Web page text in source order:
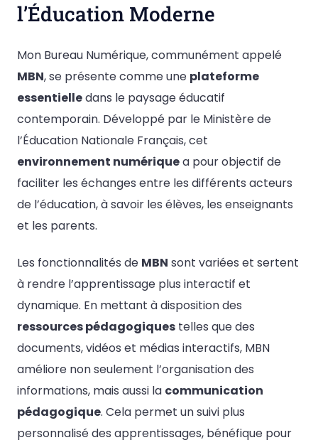
l’Éducation Moderne
Mon Bureau Numérique, communément appelé
MBN, se présente comme une plateforme
essentielledans le paysage éducatif
contemporain. Développé par le Ministère de
l’Éducation Nationale Français, cet
environnement numériquea pour objectif de
faciliter les échanges entre les différents acteurs
de l’éducation, à savoir les élèves, les enseignants
et les parents.
Les fonctionnalités de MBN sont variées et sertent
à rendre l’apprentissage plus interactif et
dynamique. En mettant à disposition des
ressources pédagogiques telles que des
documents, vidéos et médias interactifs, MBN
améliore non seulement l’organisation des
informations, mais aussi la communication
pédagogique. Cela permet un suivi plus
personnalisé des apprentissages, bénéfique pour